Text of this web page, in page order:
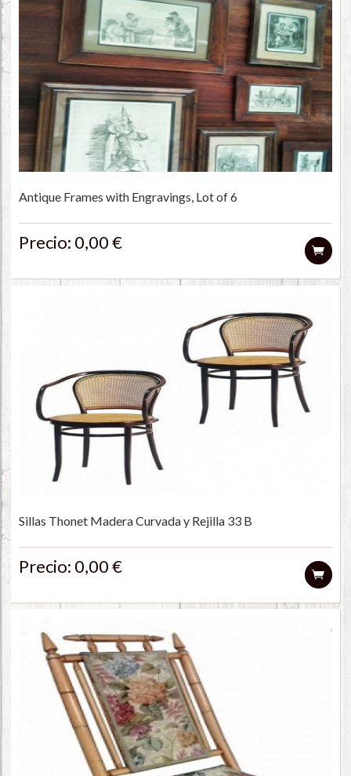
Antique Frames with Engravings, Lot of 6
Precio: 0,00 €
Sillas Thonet Madera Curvada y Rejilla 33 B
Precio: 0,00 €